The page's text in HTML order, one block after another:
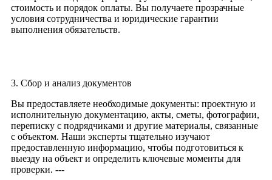
стоимость и порядок оплаты. Вы получаете прозрачные
условия сотрудничества и юридические гарантии
выполнения обязательств.
3. Сбор и анализ документов
Вы предоставляете необходимые документы: проектную и
исполнительную документацию, акты, сметы, фотографии,
переписку с подрядчиками и другие материалы, связанные
с объектом. Наши эксперты тщательно изучают
предоставленную информацию, чтобы подготовиться к
выезду на объект и определить ключевые моменты для
проверки. ---